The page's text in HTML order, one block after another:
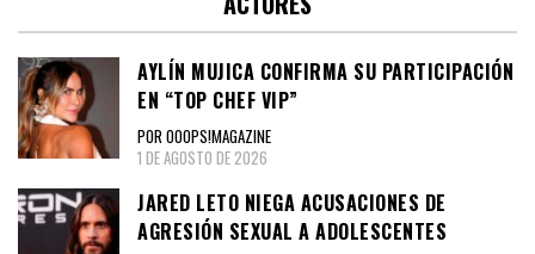
AYLÍN MUJICA CONFIRMA SU PARTICIPACIÓN
EN “TOP CHEF VIP”
POR OOOPS!MAGAZINE
1 DE AGOSTO DE 2026
JARED LETO NIEGA ACUSACIONES DE
AGRESIÓN SEXUAL A ADOLESCENTES